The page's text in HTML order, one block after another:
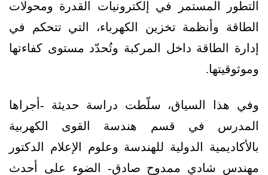
التطور المستمر في إلكترونيات القدرة ومحولات
الطاقة وأنظمة تخزين الكهرباء، التي تتحكم في
إدارة الطاقة داخل المركبة وتُحدّد مستوى كفاءتها
وموثوقيتها.
وفي هذا السياق، سلّطت دراسة حديثة -أجراها
المدرس في قسم هندسة القوى الكهربية
بالأكاديمية الدولية للهندسة وعلوم الإعلام الدكتور
مهندس شادي ممدوح صادق- الضوء على أحدث